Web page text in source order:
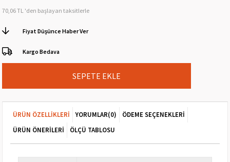
70,06 TL 'den başlayan taksitlerle
Fiyat Düşünce Haber Ver
Kargo Bedava
ÜRÜN ÖZELLIKLERI YORUMLAR(0)
ÖDEME SEÇENEKLERI
ÜRÜN ÖNERILERI
ÖLÇÜ TABLOSU